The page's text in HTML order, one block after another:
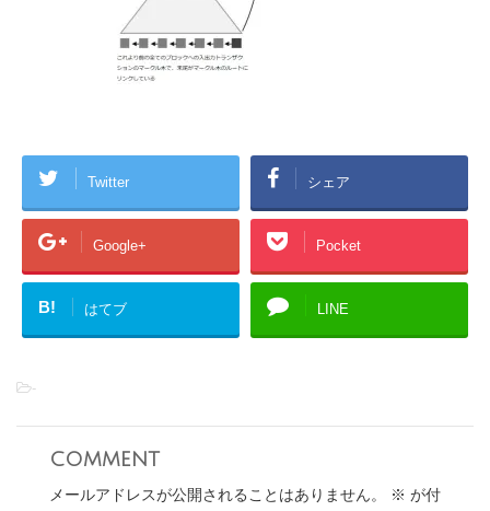
Twitter シェア
Google+ Pocket
B! はてブ LINE
-
comment
メールアドレスが公開されることはありません。 ※ が付